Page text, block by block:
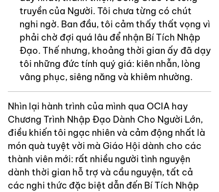
truyền của Người. Tôi chưa từng có chút
nghi ngờ. Ban đầu, tôi cảm thấy thất vọng vì
phải chờ đợi quá lâu để nhận Bí Tích Nhập
Đạo. Thế nhưng, khoảng thời gian ấy đã dạy
tôi những đức tính quý giá: kiên nhẫn, lòng
vâng phục, siêng năng và khiêm nhường.
Nhìn lại hành trình của mình qua OCIA hay
Chương Trình Nhập Đạo Dành Cho Người Lớn,
điều khiến tôi ngạc nhiên và cảm động nhất là
món quà tuyệt vời mà Giáo Hội dành cho các
thành viên mới: rất nhiều người tình nguyện
dành thời gian hỗ trợ và cầu nguyện, tất cả
các nghi thức đặc biệt dẫn đến Bí Tích Nhập